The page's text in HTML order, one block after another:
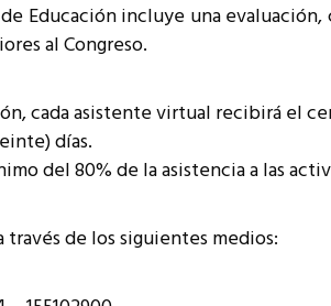
Educación incluye una
al Congreso.
cada asistente virtual recibirá el
días.
del 80% de la asistencia a las
de los siguientes medios: